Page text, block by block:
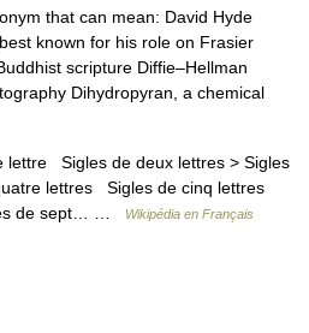
that can mean: David Hyde
known for his role on Frasier
scripture Diffie–Hellman
Dihydropyran, a chemical
Sigles de deux lettres > Sigles
lettres Sigles de cinq lettres
de sept… …
Wikipédia en Français